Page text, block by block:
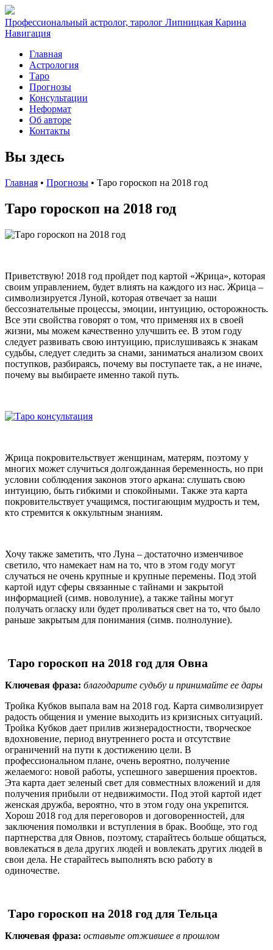
Профессиональный астролог, таролог Липницкая Карина
Навигация
Главная
Астрология
Таро
Прогнозы
Консультации
Неформат
Об авторе
Контакты
Вы здесь
Главная • Прогнозы • Таро гороскоп на 2018 год
Таро гороскоп на 2018 год
Приветствую! 2018 год пройдет под картой «Жрица», которая
своим управлением, будет влиять на каждого из нас. Жрица –
символизируется Луной, которая отвечает за наши
бессознательные процессы, эмоции, интуицию, осторожность.
Все эти свойства говорят о том, что применяя их в своей
жизни, мы можем качественно улучшить ее. В этом году
следует развивать свою интуицию, прислушиваясь к знакам
судьбы, следует следить за снами, заниматься анализом своих
поступков, разбираясь, почему вы поступаете так, а не иначе,
почему вы выбираете именно такой путь.
Жрица покровительствует женщинам, матерям, поэтому у
многих может случиться долгожданная беременность, но при
условии соблюдения законов этого аркана: слушать свою
интуицию, быть гибкими и спокойными. Также эта карта
покровительствует учащимся, постигающим мудрость и тем,
кто стремится к оккультным знаниям.
Хочу также заметить, что Луна – достаточно изменчивое
светило, что намекает нам на то, что в этом году могут
случаться не очень крупные и крупные перемены. Под этой
картой идут сферы связанные с тайнами и закрытой
информацией (симв. новолуние), а также тайны могут
получать огласку или будет проливаться свет на то, что было
раньше закрытым для понимания (симв. полнолуние).
Таро гороскоп на 2018 год для Овна
Ключевая фраза: благодарите судьбу и принимайте ее дары
Тройка Кубков выпала вам на 2018 год. Карта символизирует
радость общения и умение выходить из кризисных ситуаций.
Тройка Кубков дает прилив жизнерадостности, творческое
вдохновение, период внутреннего роста и отсутствие
ограничений на пути к достижению цели. В
профессиональном плане, очень вероятно, получение
желаемого: новой работы, успешного завершения проектов.
Эта карта дает зеленый свет для совместных вложений и для
получения прибыли от недвижимости. Под этой картой идет
женская дружба, вероятно, что в этом году она укрепится.
Хорош 2018 год для переговоров и договоренностей, для
заключения помолвки и вступления в брак. Вообще, это год
партнерства для Овнов, поэтому, старайтесь больше общаться,
вовлекаться в дела других людей и вовлекать других людей в
свои дела. Не старайтесь выполнять всю работу в
одиночестве.
Таро гороскоп на 2018 год для Тельца
Ключевая фраза: оставьте отжившее в прошлом